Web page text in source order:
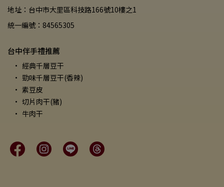
地址：台中市大里區科技路166號10樓之1
統一編號：84565305
台中伴手禮推薦
經典千層豆干
勁味千層豆干(香辣)
素豆皮
切片肉干(豬)
牛肉干